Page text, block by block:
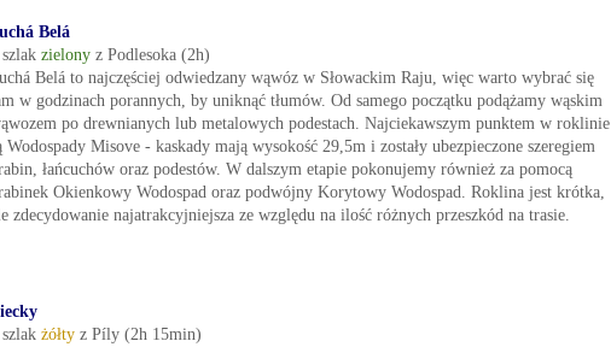
Belá
zielonyz Podlesoka (2h)
Belá to najczęściej odwiedzany wąwóz w Słowackim Raju, więc warto wybrać się
w godzinach porannych, by uniknąć tłumów. Od samego początku podążamy wąskim
po drewnianych lub metalowych podestach. Najciekawszym punktem w roklinie
Wodospady Misove - kaskady mają wysokość 29,5m i zostały ubezpieczone szeregiem
łańcuchów oraz podestów. W dalszym etapie pokonujemy również za pomocą
Okienkowy Wodospad oraz podwójny Korytowy Wodospad. Roklina jest krótka,
zdecydowanie najatrakcyjniejsza ze względu na ilość różnych przeszkód na trasie.
żółtyz Píly (2h 15min)